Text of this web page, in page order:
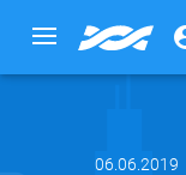
06.06.2019